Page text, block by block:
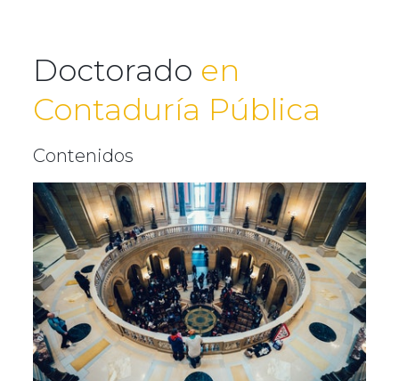
Doctorado en
Contaduría Pública
Contenidos